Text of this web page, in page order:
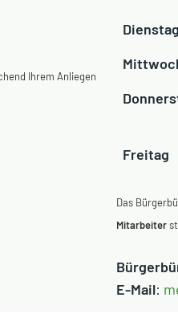
Ihrem Anliegen
Dienstag
Freitag
Das
Mitarbeiter
E-Mail: